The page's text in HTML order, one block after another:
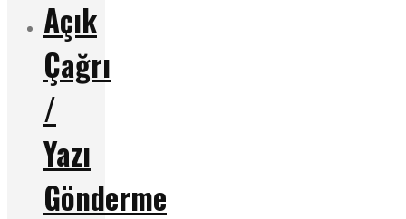
Açık
Çağrı
/
Yazı
Gönderme